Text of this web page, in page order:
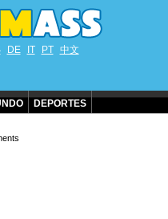
DE IT PT 中文
DEPORTES